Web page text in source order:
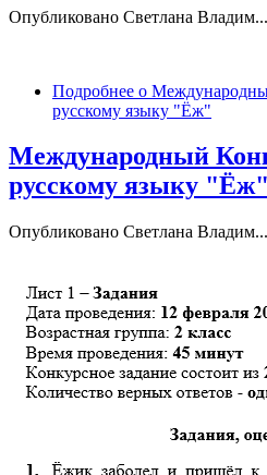
Опубликовано Светлана Владим...
Подробнее о
русскому языку "Ёж"
Международный
русскому языку "Ёж"
Опубликовано Светлана Владим...